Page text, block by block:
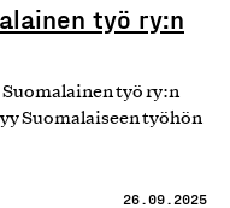
työ ry:n
työ ry:n
Suomalaiseen työhön
26.09.2025